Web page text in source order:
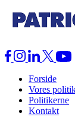
Forside
Vores
Politikerne
Kontakt